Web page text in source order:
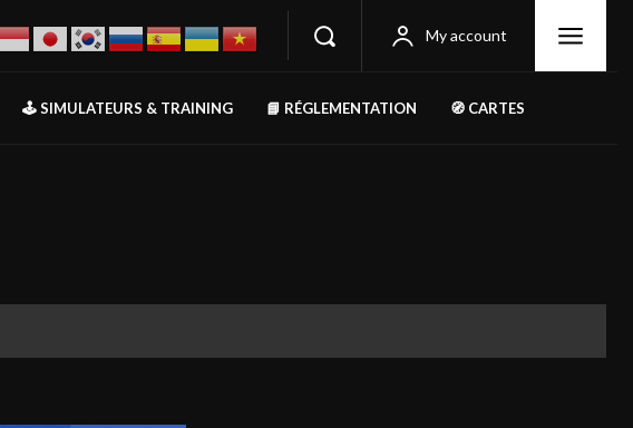
My account
🕹️ SIMULATEURS & TRAINING 📘 RÉGLEMENTATION 🧭 CARTES